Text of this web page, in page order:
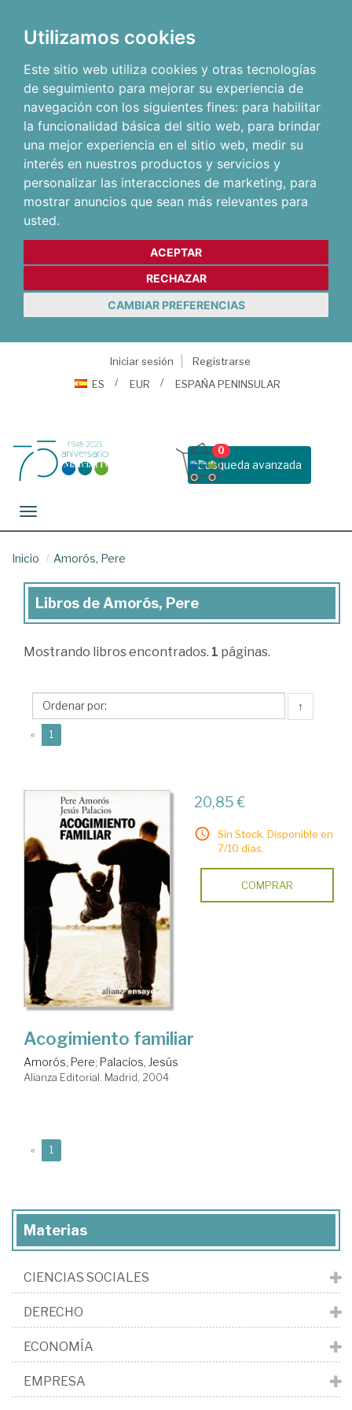
Utilizamos cookies
Este sitio web utiliza cookies y otras tecnologías
de seguimiento para mejorar su experiencia de
navegación con los siguientes fines: para habilitar
la funcionalidad básica del sitio web, para brindar
una mejor experiencia en el sitio web, medir su
interés en nuestros productos y servicios y
personalizar las interacciones de marketing, para
mostrar anuncios que sean más relevantes para
usted.
ACEPTAR
RECHAZAR
CAMBIAR PREFERENCIAS
Iniciar sesión
Registrarse
ES
EUR ESPAÑA PENINSULAR
Busqueda avanzada
0
Toggle navigation
Inicio Amorós, Pere
Libros
Amorós,
Libros de Amorós, Pere
Mostrando libros encontrados. 1 páginas.
↑
« 1
20,85 €
Sin Stock. Disponible en
7/10 días.
COMPRAR
Acogimiento familiar
Amorós, Pere; Palacios, Jesús
Alianza Editorial. Madrid, 2004
« 1
Materias
CIENCIAS SOCIALES
DERECHO
ECONOMÍA
EMPRESA